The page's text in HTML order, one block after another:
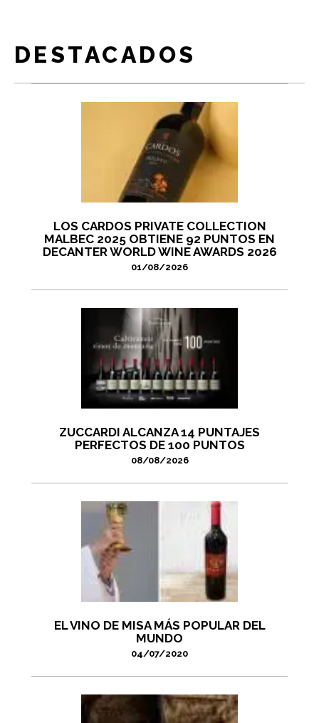
DESTACADOS
LOS CARDOS PRIVATE COLLECTION
MALBEC 2025 OBTIENE 92 PUNTOS EN
DECANTER WORLD WINE AWARDS 2026
01/08/2026
ZUCCARDI ALCANZA 14 PUNTAJES
PERFECTOS DE 100 PUNTOS
08/08/2026
EL VINO DE MISA MÁS POPULAR DEL
MUNDO
04/07/2020